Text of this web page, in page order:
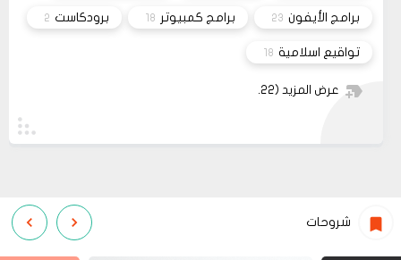
برامج الأيفون 23 برامج كمبيوتر 18 برودكاست 2
تواقيع اسلامية 18
عرض المزيد (22)
شروحات